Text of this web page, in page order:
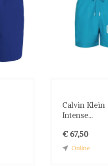
Calvin Klein
Intense...
€ 67,50
Online